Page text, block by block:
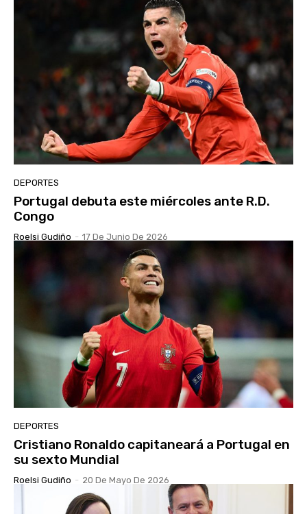
DEPORTES
Portugal debuta este miércoles ante R.D.
Congo
Roelsi Gudiño - 17 De Junio De 2026
DEPORTES
Cristiano Ronaldo capitaneará a Portugal en
su sexto Mundial
Roelsi Gudiño - 20 De Mayo De 2026